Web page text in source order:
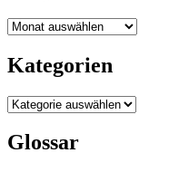
Blogarchiv
Kategorien
Kategorien
Glossar